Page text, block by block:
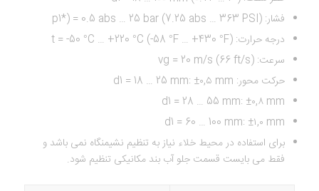
فشار: p1*) = 0.5 abs … 25 bar (7.25 abs … 363 PSI)
درجه حرارت: t = -50 °C … +220 °C (-58 °F … +430 °F)
سرعت: vg = 20 m/s (66 ft/s)
حرکت محور: d1 = 18 … 25 mm: ±۰,۵ mm
d1 = 28 … 55 mm: ±۰,۸ mm
d1 = 60 … 100 mm: ±۱,۰ mm
برای استفاده در محیط خلاء نیاز به تنظیم نشیمنگاه نمی باشد و
فقط می بایست قسمت جلو آب بند مکانیکی تنظیم شود.